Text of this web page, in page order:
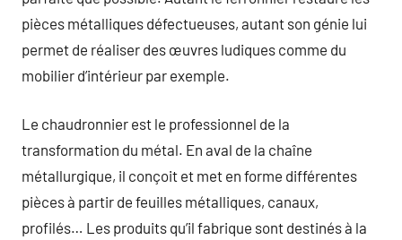
pièces métalliques défectueuses, autant son génie lui
permet de réaliser des œuvres ludiques comme du
mobilier d’intérieur par exemple.
Le chaudronnier est le professionnel de la
transformation du métal. En aval de la chaîne
métallurgique, il conçoit et met en forme différentes
pièces à partir de feuilles métalliques, canaux,
profilés… Les produits qu’il fabrique sont destinés à la